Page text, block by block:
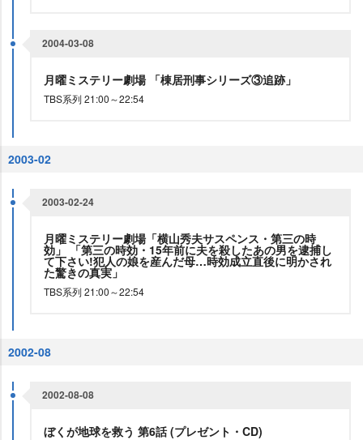
2004-03-08
月曜ミステリー劇場 「棟居刑事シリーズ③追跡」
TBS系列 21:00～22:54
2003-02
2003-02-24
月曜ミステリー劇場「横山秀夫サスペンス・第三の時
効」 「第三の時効・15年前に夫を殺したあの男を逮捕し
て下さい!犯人の娘を産んだ母…時効成立直後に明かされ
た驚きの真実」
TBS系列 21:00～22:54
2002-08
2002-08-08
ぼくが地球を救う 第6話 (プレゼント・CD)